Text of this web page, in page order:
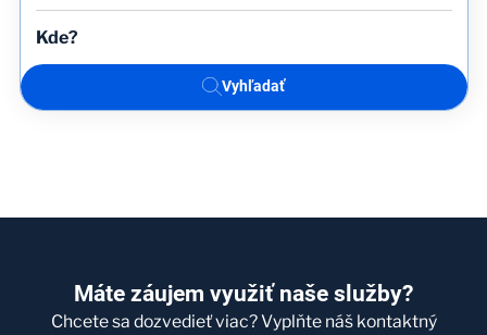
Vyhľadať
Máte záujem využiť naše služby?
Chcete sa dozvedieť viac? Vyplňte náš kontaktný